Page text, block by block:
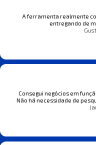
A ferramenta realmente
entregando de
Consegui negócios em
Não há necessidade de